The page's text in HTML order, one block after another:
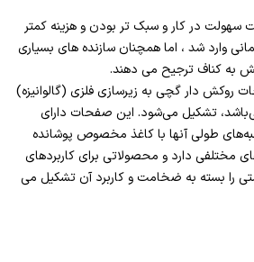
سهولت در کار و سبک تر بودن و هزینه کمتر
وارد شد ، اما همچنان سازنده های بسیاری
به کناف ترجیح می دهند.
روکش دار گچی به زیرسازی فلزی (گالوانیزه)
تشکیل می‌شود. این صفحات دارای
طولی آنها با کاغذ مخصوص پوشانده
دارد و محصولاتی برای کاربردهای
را بسته به ضخامت و کاربرد آن تشکیل می